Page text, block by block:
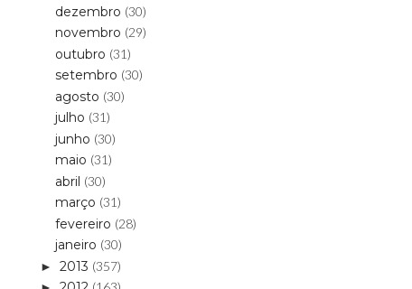
dezembro (30)
novembro (29)
outubro (31)
setembro (30)
agosto (30)
julho (31)
junho (30)
maio (31)
abril (30)
março (31)
fevereiro (28)
janeiro (30)
► 2013 (357)